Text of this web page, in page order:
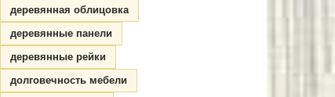
деревянная облицовка
деревянные панели
деревянные рейки
долговечность мебели